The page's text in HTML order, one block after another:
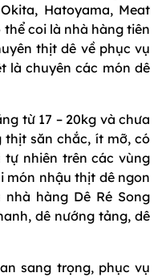
Hatoyama, Meat
thể coi là nhà hàng tiên
thịt dê về phục vụ
là chuyên các món dê
từ 17 – 20kg và chưa
thịt săn chắc, ít mỡ, có
nhiên trên các vùng
món nhậu thịt dê ngon
hàng Dê Ré Song
dê nướng tảng, dê
sang trọng, phục vụ